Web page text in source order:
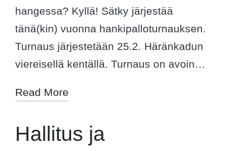
hangessa? Kyllä! Sätky järjestää
tänä(kin) vuonna hankipalloturnauksen.
Turnaus järjestetään 25.2. Häränkadun
viereisellä kentällä. Turnaus on avoin…
Read More
Hallitus ja